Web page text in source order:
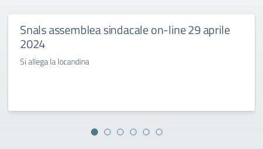
Snals assemblea sindacale on-line 29 aprile
2024
Si allega la locandina